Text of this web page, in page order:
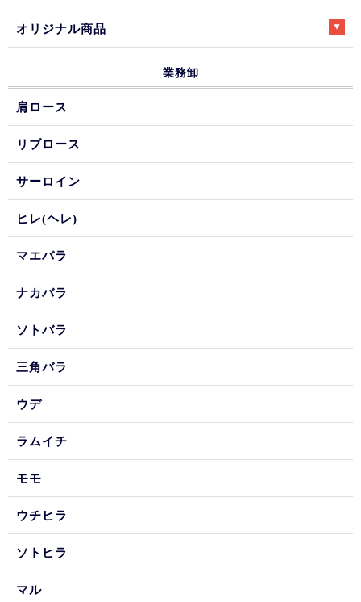
オリジナル商品
業務卸
肩ロース
リブロース
サーロイン
ヒレ(ヘレ)
マエバラ
ナカバラ
ソトバラ
三角バラ
ウデ
ラムイチ
モモ
ウチヒラ
ソトヒラ
マル